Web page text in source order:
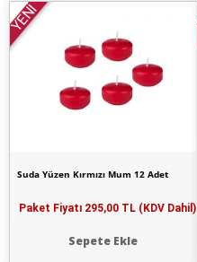
YENİ
Suda Yüzen Kırmızı Mum 12 Adet
Paket Fiyatı 295,00 TL (KDV Dahil)
Sepete Ekle